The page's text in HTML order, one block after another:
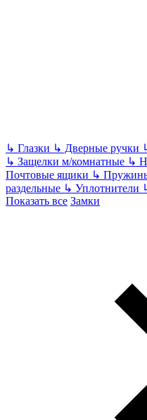
↳ Глазки ↳ Дверные ручки
↳ Защелки м/комнатные ↳
Почтовые ящики ↳
раздельные ↳ Уплотнители
Показать все Замки